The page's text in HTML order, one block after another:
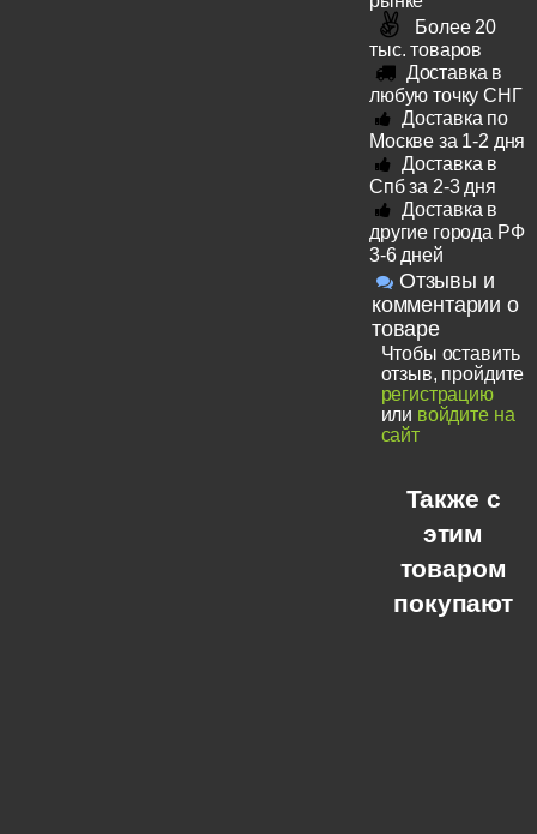
Более 20
тыс. товаров
Доставка в
любую точку СНГ
Доставка по
Москве за 1-2 дня
Доставка в
Спб за 2-3 дня
Доставка в
другие города РФ
3-6 дней
Отзывы и
комментарии о
товаре
Чтобы оставить
отзыв, пройдите
регистрацию
или войдите на
сайт
Также с
этим
товаром
покупают